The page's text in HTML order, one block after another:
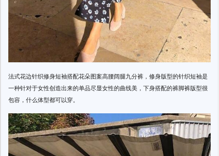
法式花边针织修身短袖搭配花朵图案高腰阔腿九分裤，修身版型的针织短袖是
一种针对于女性创造出来的单品尽显女性的曲线美，下身搭配的裤脚裤版型很
包容，什么体型都可以穿。